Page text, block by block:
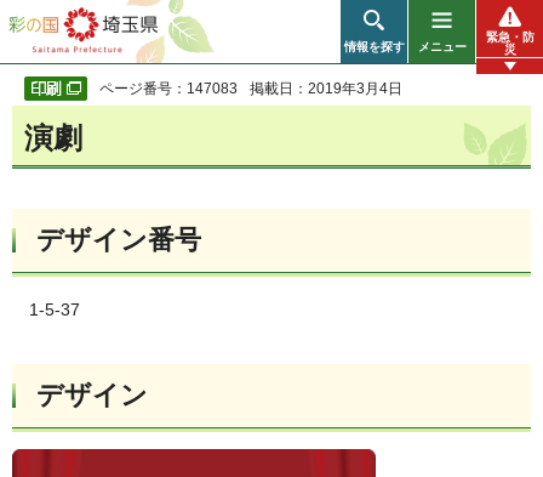
彩の国 埼玉県
情報を探す メニュー
緊急・防
災
ページ番号：147083 掲載日：2019年3月4日
演劇
デザイン番号
1-5-37
デザイン